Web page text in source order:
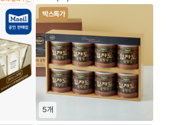
박스특가
5개